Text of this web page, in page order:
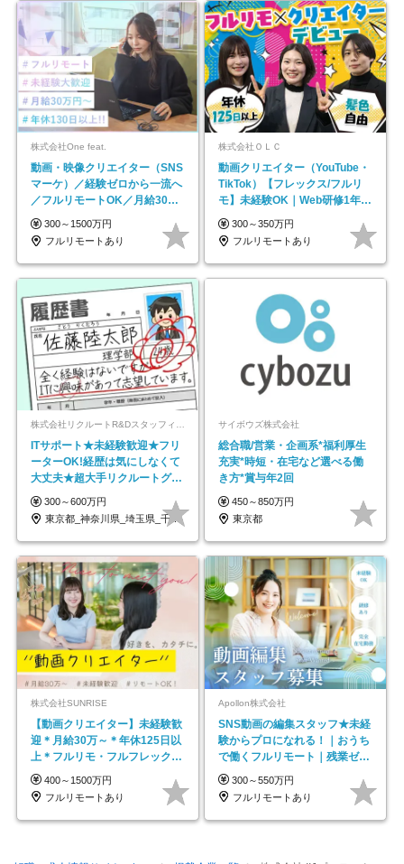
株式会社One feat.
動画・映像クリエイター（SNS
マーケ）／経験ゼロから一流へ
／フルリモートOK／月給30万
円～／年休130日以上
300～1500万円
フルリモートあり
株式会社ＯＬＣ
動画クリエイター（YouTube・
TikTok）【フレックス/フルリ
モ】未経験OK｜Web研修1年間
｜副業OK
300～350万円
フルリモートあり
株式会社リクルートR&Dスタッフィング【リクルートグループ】
ITサポート★未経験歓迎★フリ
ーターOK!経歴は気にしなくて
大丈夫★超大手リクルートグル
ープの正社員/sg
300～600万円
東京都_神奈川県_埼玉県_千葉県_大阪府…
サイボウズ株式会社
総合職/営業・企画系*福利厚生
充実*時短・在宅など選べる働
き方*賞与年2回
450～850万円
東京都
株式会社SUNRISE
【動画クリエイター】未経験歓
迎＊月給30万～＊年休125日以
上＊フルリモ・フルフレックス
◆10名の採用が決定◆
400～1500万円
フルリモートあり
Apollon株式会社
SNS動画の編集スタッフ★未経
験からプロになれる！｜おうち
で働くフルリモート｜残業ゼロ
で18時退勤◎
300～550万円
フルリモートあり